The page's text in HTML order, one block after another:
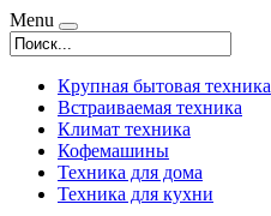
Menu
Крупная бытовая техника
Встраиваемая техника
Климат техника
Кофемашины
Техника для дома
Техника для кухни